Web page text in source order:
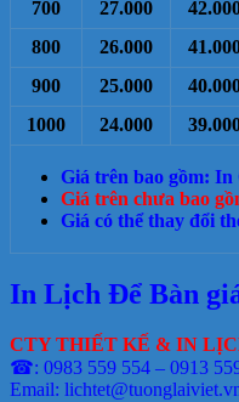
700
27.000
800
26.000
900
25.000
1000
24.000
Giá trên bao gồm:
Giá trên chưa bao
Giá có thể thay đổi
In Lịch Để Bàn
CTY THIẾT KẾ & IN
☎: 0983 559 554 – 0913
Email: